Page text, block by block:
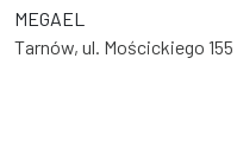
MEGAEL
Tarnów, ul. Mościckiego 155